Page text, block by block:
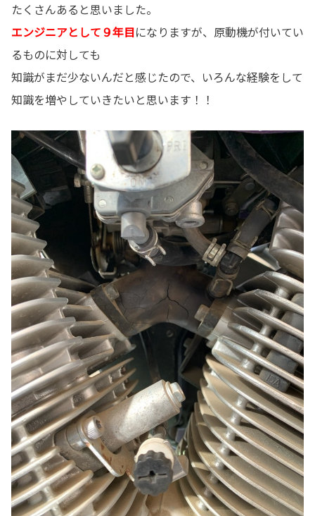
たくさんあると思いました。
エンジニアとして９年目になりますが、原動機が付いてい
るものに対しても
知識がまだ少ないんだと感じたので、いろんな経験をして
知識を増やしていきたいと思います！！